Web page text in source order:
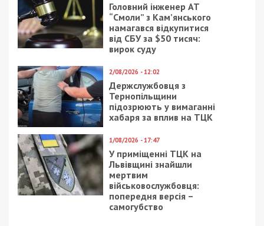
Головний інженер АТ
“Смоли” з Кам’янського
намагався відкупитися
від СБУ за $50 тисяч:
вирок суду
2/08/2026 - 12:02
Держслужбовця з
Тернопільщини
підозрюють у вимаганні
хабаря за вплив на ТЦК
1/08/2026 - 17:47
У приміщенні ТЦК на
Львівщині знайшли
мертвим
військовослужбовця:
попередня версія –
самогубство